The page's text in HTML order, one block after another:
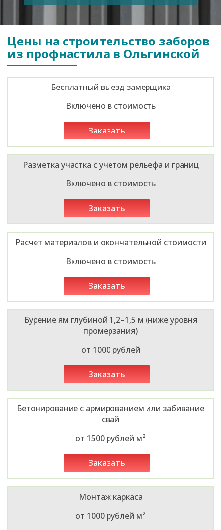
Цены на строительство заборов
из профнастила в Ольгинской
Бесплатный выезд замерщика
Включено в стоимость
заказать
Разметка участка с учетом рельефа и границ
Включено в стоимость
заказать
Расчет материалов и окончательной стоимости
Включено в стоимость
заказать
Бурение ям глубиной 1,2–1,5 м (ниже уровня
промерзания)
от 1000 рублей
заказать
Бетонирование с армированием или забивание
свай
от 1500 рублей м²
заказать
Монтаж каркаса
от 1000 рублей м²